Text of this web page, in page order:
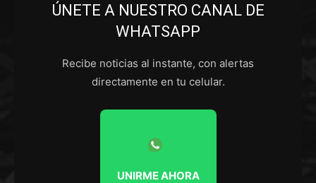
ÚNETE A NUESTRO CANAL DE
WHATSAPP
Recibe noticias al instante, con alertas
directamente en tu celular.
UNIRME AHORA